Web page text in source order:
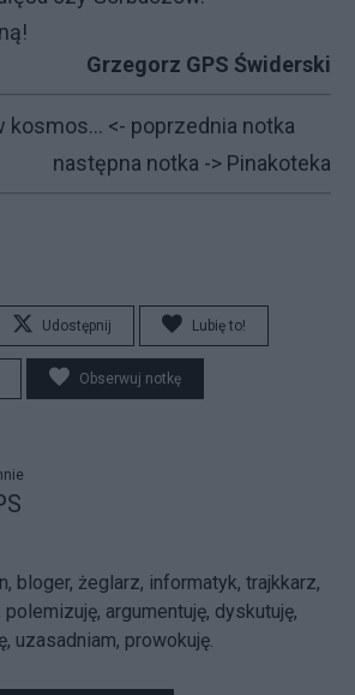
Grzegorz GPS Świderski
kosmos... <- poprzednia notka
następna notka -> Pinakoteka
Udostępnij Lubię to!
Obserwuj notkę
bloger, żeglarz, informatyk, trajkkarz,
argumentuję, dyskutuję,
uzasadniam, prowokuję.